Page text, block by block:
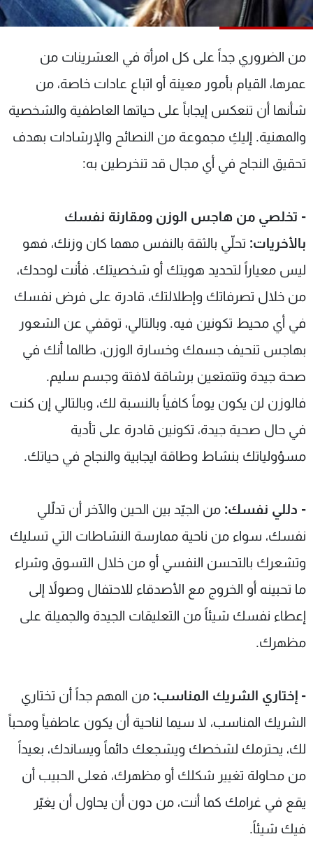
من الضروري جداً على كل امرأة في العشرينات من
عمرها، القيام بأمور معينة أو اتباع عادات خاصة، من
شأنها أن تنعكس إيجاباً على حياتها العاطفية والشخصية
والمهنية. إليكِ مجموعة من النصائح والإرشادات بهدف
تحقيق النجاح في أي مجال قد تنخرطين به:
- تخلصي من هاجس الوزن ومقارنة نفسك
بالأخريات: تحلّي بالثقة بالنفس مهما كان وزنك، فهو
ليس معياراً لتحديد هويتك أو شخصيتك. فأنت لوحدك،
من خلال تصرفاتك وإطلالتك، قادرة على فرض نفسك
في أي محيط تكونين فيه. وبالتالي، توقفي عن الشعور
بهاجس تنحيف جسمك وخسارة الوزن، طالما أنك في
صحة جيدة وتتمتعين برشاقة لافتة وجسم سليم.
فالوزن لن يكون يوماً كافياً بالنسبة لك، وبالتالي إن كنت
في حال صحية جيدة، تكونين قادرة على تأدية
مسؤولياتك بنشاط وطاقة ايجابية والنجاح في حياتك.
- دللي نفسك: من الجيّد بين الحين والآخر أن تدلّلي
نفسك، سواء من ناحية ممارسة النشاطات التي تسليك
وتشعرك بالتحسن النفسي أو من خلال التسوق وشراء
ما تحبينه أو الخروج مع الأصدقاء للاحتفال وصولاً إلى
إعطاء نفسك شيئاً من التعليقات الجيدة والجميلة على
مظهرك.
- إختاري الشريك المناسب: من المهم جداً أن تختاري
الشريك المناسب، لا سيما لناحية أن يكون عاطفياً ومحباً
لك، يحترمك لشخصك ويشجعك دائماً ويساندك، بعيداً
من محاولة تغيير شكلك أو مظهرك، فعلى الحبيب أن
يقع في غرامك كما أنت، من دون أن يحاول أن يغيّر
فيك شيئاً.
شاهد البرامج
عن MTV
الإنـتـاج
لاعلاناتكم
وظائف
تواصل معنا
شروط الإسـتخدام